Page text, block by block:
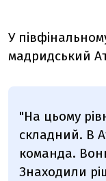
У
мадридський
"На цьому
складний. В
команда.
Знаходили